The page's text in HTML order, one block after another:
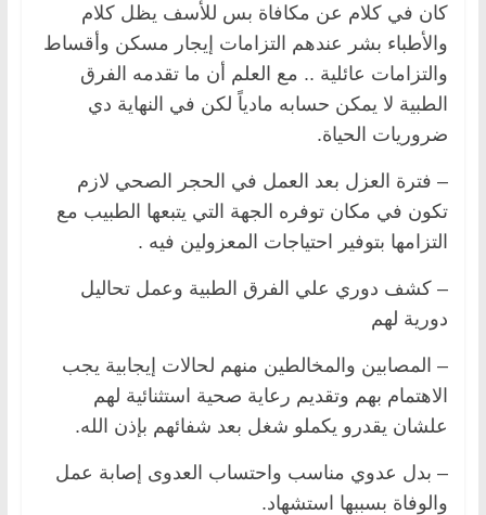
كان في كلام عن مكافاة بس للأسف يظل كلام
والأطباء بشر عندهم التزامات إيجار مسكن وأقساط
والتزامات عائلية .. مع العلم أن ما تقدمه الفرق
الطبية لا يمكن حسابه مادياً لكن في النهاية دي
ضروريات الحياة.
– فترة العزل بعد العمل في الحجر الصحي لازم
تكون في مكان توفره الجهة التي يتبعها الطبيب مع
التزامها بتوفير احتياجات المعزولين فيه .
– كشف دوري علي الفرق الطبية وعمل تحاليل
دورية لهم
– المصابين والمخالطين منهم لحالات إيجابية يجب
الاهتمام بهم وتقديم رعاية صحية استثنائية لهم
علشان يقدرو يكملو شغل بعد شفائهم بإذن الله.
– بدل عدوي مناسب واحتساب العدوى إصابة عمل
والوفاة بسببها استشهاد.